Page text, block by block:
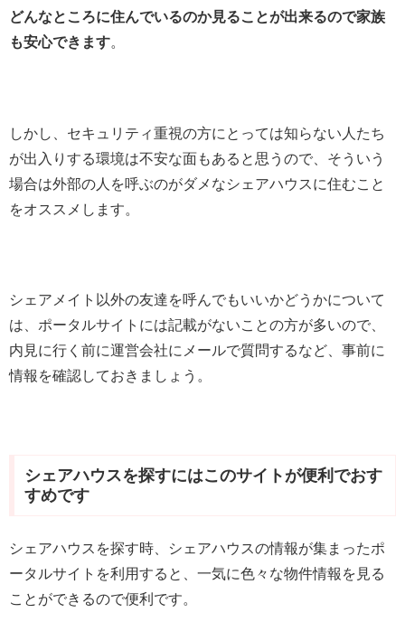
どんなところに住んでいるのか見ることが出来るので家族
も安心できます。
しかし、セキュリティ重視の方にとっては知らない人たち
が出入りする環境は不安な面もあると思うので、そういう
場合は外部の人を呼ぶのがダメなシェアハウスに住むこと
をオススメします。
シェアメイト以外の友達を呼んでもいいかどうかについて
は、ポータルサイトには記載がないことの方が多いので、
内見に行く前に運営会社にメールで質問するなど、事前に
情報を確認しておきましょう。
シェアハウスを探すにはこのサイトが便利でおす
すめです
シェアハウスを探す時、シェアハウスの情報が集まったポ
ータルサイトを利用すると、一気に色々な物件情報を見る
ことができるので便利です。